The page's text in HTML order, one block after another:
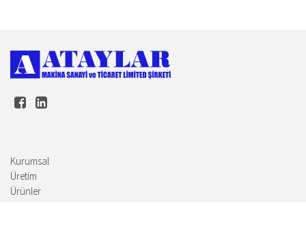
Kurumsal
Üretim
Ürünler